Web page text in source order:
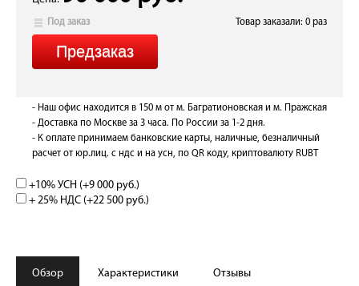
Под заказ Товар заказали: 0 раз
- Наш офис находится в 150 м от м. Багратионовская и м. Пражская
- Доставка по Москве за 3 часа. По России за 1-2 дня.
- К оплате принимаем банковские карты, наличные, безналичный
расчет от юр.лиц. с ндс и на усн, по QR коду, криптовалюту RUBT
+10% УСН (+9 000 руб.)
+ 25% НДС (+22 500 руб.)
Обзор Характеристики Отзывы